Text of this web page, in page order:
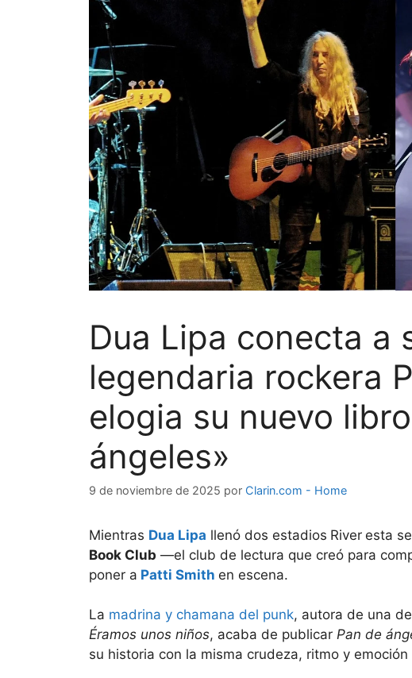
Dua Lipa conecta a
legendaria rockera
elogia su nuevo
ángeles»
9 de noviembre de 2025 por Clarin.com - Home
Mientras Dua Lipa llenó dos estadios River esta
Book Club —el club de lectura que creó para
poner a Patti Smith en escena.
La madrina y chamana del punk, autora de una
Éramos unos niños, acaba de publicar Pan de
su historia con la misma crudeza, ritmo y